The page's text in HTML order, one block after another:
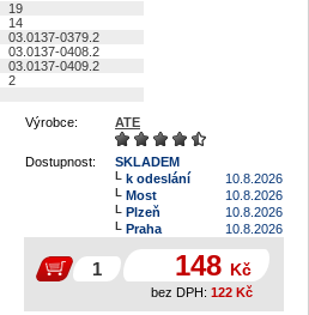
19
14
03.0137-0379.2
03.0137-0408.2
03.0137-0409.2
2
Výrobce:
ATE
Dostupnost:
SKLADEM
k odeslání
10.8.2026
Most
10.8.2026
Plzeň
10.8.2026
Praha
10.8.2026
148 Kč
bez DPH: 122 Kč